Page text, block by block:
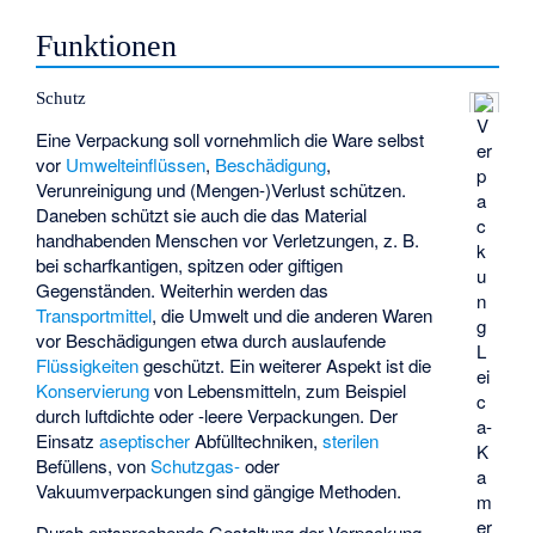
Funktionen
V
er
p
a
c
k
u
n
g
L
ei
c
a-
K
a
m
er
Schutz
Eine Verpackung soll vornehmlich die Ware selbst
vor Umwelteinflüssen, Beschädigung,
Verunreinigung und (Mengen-)Verlust schützen.
Daneben schützt sie auch die das Material
handhabenden Menschen vor Verletzungen, z. B.
bei scharfkantigen, spitzen oder giftigen
Gegenständen. Weiterhin werden das
Transportmittel, die Umwelt und die anderen Waren
vor Beschädigungen etwa durch auslaufende
Flüssigkeitengeschützt. Ein weiterer Aspekt ist die
Konservierungvon Lebensmitteln, zum Beispiel
durch luftdichte oder -leere Verpackungen. Der
EinsatzaseptischerAbfülltechniken,sterilen
Befüllens, vonSchutzgas-oder
Vakuumverpackungen sind gängige Methoden.